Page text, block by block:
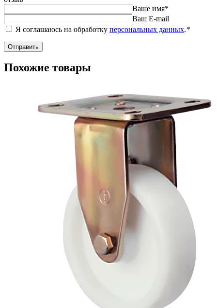
Ваше имя*
Ваш E-mail
Я соглашаюсь на обработку персональных данных.*
Похожие товары